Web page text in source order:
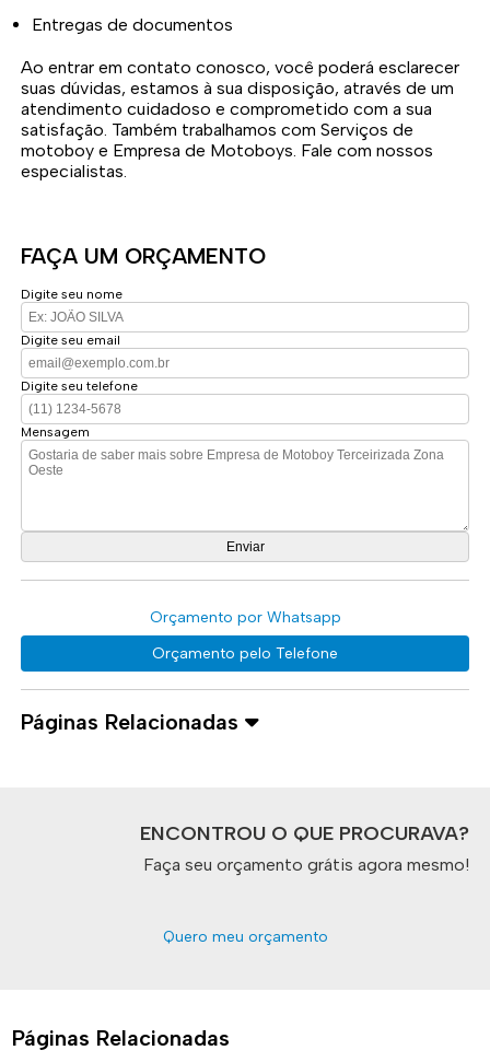
Entregas de documentos
Ao entrar em contato conosco, você poderá esclarecer
suas dúvidas, estamos à sua disposição, através de um
atendimento cuidadoso e comprometido com a sua
satisfação. Também trabalhamos com Serviços de
motoboy e Empresa de Motoboys. Fale com nossos
especialistas.
FAÇA UM ORÇAMENTO
Digite seu nome
Digite seu email
Digite seu telefone
Mensagem
Orçamento por Whatsapp
Orçamento pelo Telefone
Páginas Relacionadas
ENCONTROU O QUE PROCURAVA?
Faça seu orçamento grátis agora mesmo!
Quero meu orçamento
Páginas Relacionadas